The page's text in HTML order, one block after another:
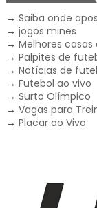
→ Saiba onde
→ jogos mines
→ Melhores casas
→ Palpites de
→ Notícias de
→ Futebol ao vivo
→ Surto Olímpico
→ Vagas para
→ Placar ao Vivo